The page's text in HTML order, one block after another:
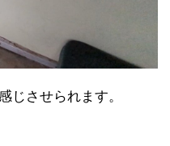
じさせられます。